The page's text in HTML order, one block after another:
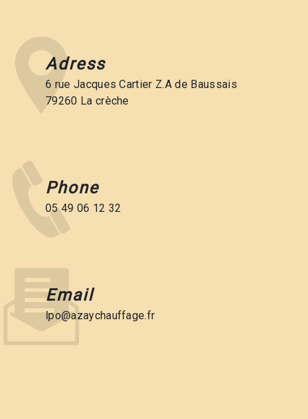
Adress
6 rue Jacques Cartier Z.A de Baussais
79260 La crèche
Phone
05 49 06 12 32
Email
lpo@azaychauffage.fr